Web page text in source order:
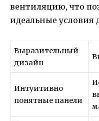
вентиляцию, что
идеальные условия
Выразительный
дизайн
Интуитивно
понятные панели